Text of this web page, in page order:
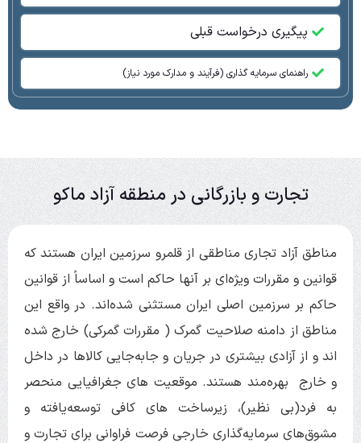
پیگیری درخواست قبلی
راهنمای سرمایه گذاری (فرآیند و مدارک مورد نیاز)
تجارت و بازرگانی در منطقه آزاد ماکو
مناطق آزاد تجاری مناطقی از قلمرو سرزمین ایران هستند که
قوانین و مقررات ویژه‌ای بر آنها حاکم است و اساساً از قوانین
حاکم بر سرزمین اصلی ایران مستثنی شده‌اند. در واقع این
مناطق از دامنه صلاحیت گمرک ( مقررات گمرکی) خارج شده
اند و از آزادی بیشتری در جریان و جابه‌جایی کالاها در داخل
و خارج بهره‌مند هستند. موقعیت های جغرافیایی منحصر
به فرد(بی نظیر)، زیرساخت های کافی توسعه‌یافته و
مشوق‌های سرمایه‌گذاری خارجی فرصت فراوانی برای تجارت و